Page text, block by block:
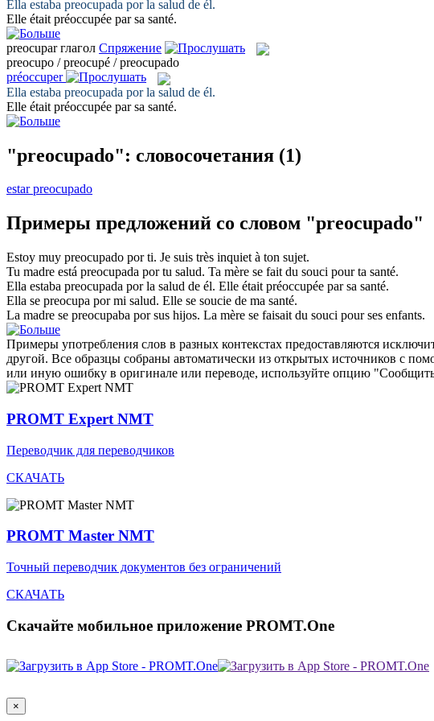
Ella estaba preocupada por la salud de él.
Elle était préoccupée par sa santé.
preocupar глагол Спряжение
preocupo / preocupé / preocupado
préoccuper
Ella estaba preocupada por la salud de él.
Elle était préoccupée par sa santé.
"preocupado": словосочетания (1)
estar preocupado
Примеры предложений со словом "preocupado"
Estoy muy preocupado por ti. Je suis très inquiet à ton sujet.
Tu madre está preocupada por tu salud. Ta mère se fait du souci pour ta santé.
Ella estaba preocupada por la salud de él. Elle était préoccupée par sa santé.
Ella se preocupa por mi salud. Elle se soucie de ma santé.
La madre se preocupaba por sus hijos. La mère se faisait du souci pour ses enfants.
Примеры употребления слов в разных контекстах предоставляются
другой. Все образцы собраны автоматически из открытых источников с
или иную ошибку в оригинале или переводе, используйте опцию
PROMT Expert NMT
Переводчик для переводчиков
СКАЧАТЬ
PROMT Master NMT
Точный переводчик документов без ограничений
СКАЧАТЬ
Скачайте мобильное приложение PROMT.One
×